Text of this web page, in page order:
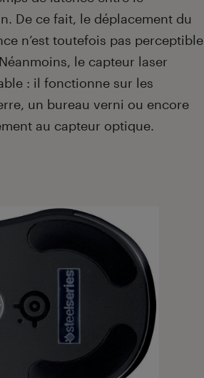
De ce fait, le déplacement du
n’est toutefois pas perceptible
le capteur laser
: il fonctionne sur les
un bureau verni ou encore
au capteur optique.